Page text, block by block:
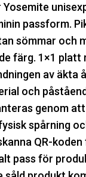
passform.
sömmar och
färg. 1×1 platt
av äkta
och
genom
spårning
QR-
pass för